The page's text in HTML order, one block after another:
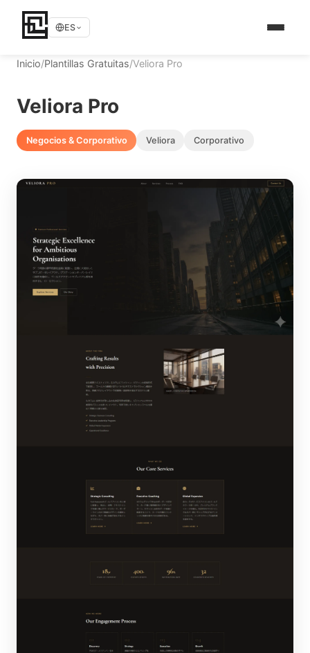
ES
Inicio/Plantillas Gratuitas/Veliora Pro
Veliora Pro
Negocios & Corporativo Veliora Corporativo